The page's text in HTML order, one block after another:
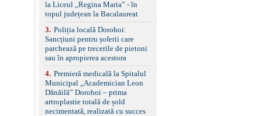
împreună cu un set de
anvelope de iarnă.
la Liceul „Regina Maria” - în
topul județean la Bacalaureat
3. Poliția locală Dorohoi:
Sancțiuni pentru șoferii care
parchează pe trecerile de pietoni
sau în apropierea acestora
4. Premieră medicală la Spitalul
Municipal „Academician Leon
Dănăilă” Dorohoi – prima
artroplastie totală de șold
necimentată, realizată cu succes